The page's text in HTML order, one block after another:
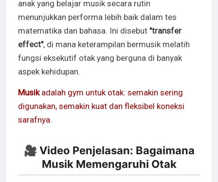
anak yang belajar musik secara rutin
menunjukkan performa lebih baik dalam tes
matematika dan bahasa. Ini disebut "transfer
effect", di mana keterampilan bermusik melatih
fungsi eksekutif otak yang berguna di banyak
aspek kehidupan.
Musikadalah gym untuk otak: semakin sering
digunakan, semakin kuat dan fleksibel koneksi
sarafnya.
🎥 Video Penjelasan: Bagaimana
Musik Memengaruhi Otak